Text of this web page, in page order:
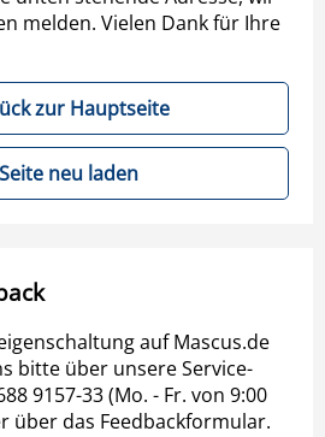
melden. Vielen Dank für Ihre
zur Hauptseite
Seite neu laden
auf Mascus.de
bitte über unsere Service-
9157-33 (Mo. - Fr. von 9:00
über das Feedbackformular.